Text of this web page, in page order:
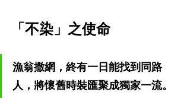
「不染」之使命
漁翁撒網，終有一日能找到同路
人，將懷舊時裝匯聚成獨家一流。